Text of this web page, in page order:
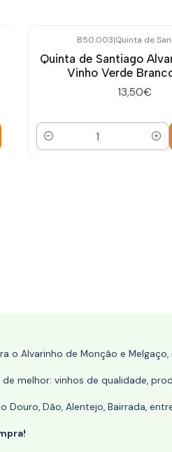
B50.003|Quinta de
Quinta de Santiago
Vinho Verde
13,50€
Quantidade
Alvarinho de Monção e
melhor: vinhos de qualidade,
Dão, Alentejo, Bairrada,